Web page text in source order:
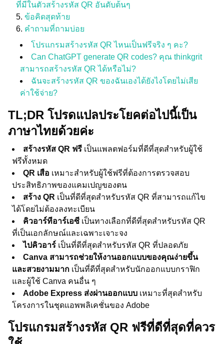
ที่มีในตัวสร้างรหัส QR อันดับต้นๆ
ข้อคิดสุดท้าย
คำถามที่ถามบ่อย
โปรแกรมสร้างรหัส QR ไหนเป็นฟรีจริง ๆ คะ?
Can ChatGPT generate QR codes? คุณ thinkgrit
สามารถสร้างรหัส QR ได้หรือไม่?
ฉันจะสร้างรหัส QR ของฉันเองได้ยังไงโดยไม่เสีย
ค่าใช้จ่าย?
TL;DR โปรดแปลประโยคต่อไปนี้เป็น
ภาษาไทยด้วยค่ะ
สร้างรหัส QR ฟรี เป็นแพลตฟอร์มที่ดีที่สุดสำหรับผู้ใช้
ฟรีทั้งหมด
QR เสือ เหมาะสำหรับผู้ใช้ฟรีที่ต้องการตรวจสอบ
ประสิทธิภาพของแคมเปญของตน
สร้าง QR เป็นที่ดีที่สุดสำหรับรหัส QR ที่สามารถแก้ไข
ได้โดยไม่ต้องลงทะเบียน
คิวอาร์ทีอาร์เอซี เป็นทางเลือกที่ดีที่สุดสำหรับรหัส QR
ที่เป็นเอกลักษณ์และเฉพาะเจาะจง
ไปคิวอาร์ เป็นที่ดีที่สุดสำหรับรหัส QR ที่ปลอดภัย
Canva สามารถช่วยให้งานออกแบบของคุณง่ายขึ้น
และสวยงามมาก เป็นที่ดีที่สุดสำหรับนักออกแบบกราฟิก
และผู้ใช้ Canva คนอื่น ๆ
Adobe Express ส่งผ่านออกแบบ เหมาะที่สุดสำหรับ
โครงการในชุดแอพพลิเคชั่นของ Adobe
โปรแกรมสร้างรหัส QR ฟรีที่ดีที่สุดที่ควร